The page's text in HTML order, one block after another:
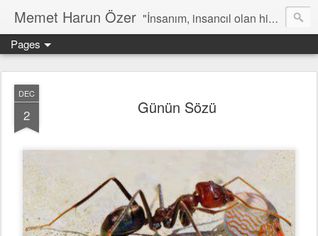
Memet Harun Özer "İnsanım, insancıl olan hiç bir şey bana yabancı kalamaz…" -Terentius
Pages
DEC
2 Günün Sözü